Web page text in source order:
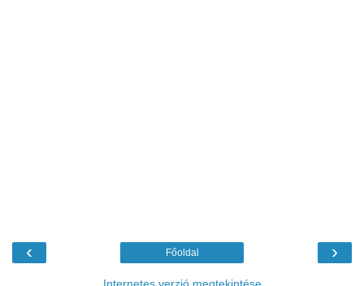
‹ ›
Főoldal